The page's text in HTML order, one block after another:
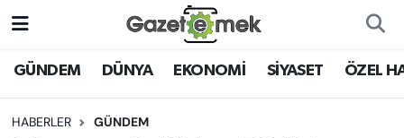
GÜNDEM DÜNYA EKONOMİ SİYASET ÖZEL
HABERLER GÜNDEM
DÜNYA
EKONOMİ
Nöbetçi Eczaneler
Hava Durumu